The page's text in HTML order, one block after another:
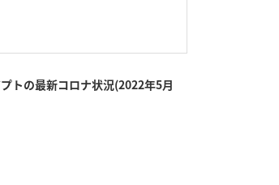
トの最新コロナ状況(2022年5月